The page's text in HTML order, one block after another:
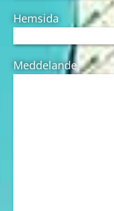
Hemsida
Meddelande